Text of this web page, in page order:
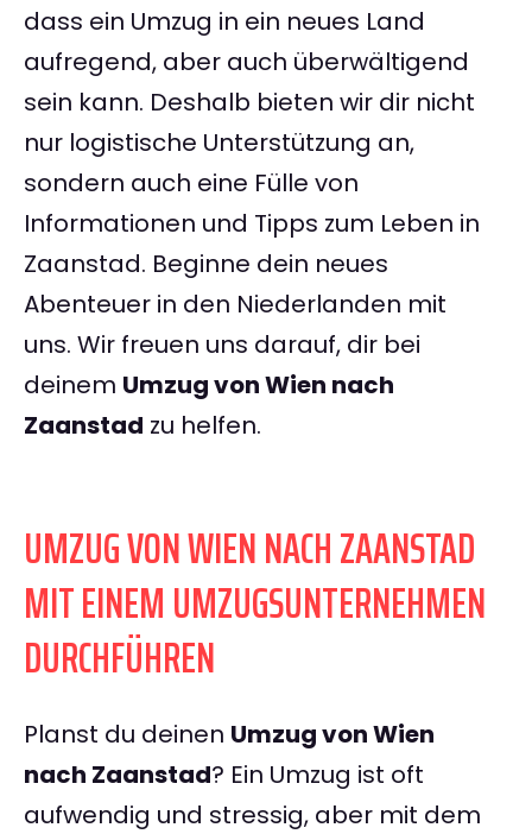
dass ein Umzug in ein neues Land
aufregend, aber auch überwältigend
sein kann. Deshalb bieten wir dir nicht
nur logistische Unterstützung an,
sondern auch eine Fülle von
Informationen und Tipps zum Leben in
Zaanstad. Beginne dein neues
Abenteuer in den Niederlanden mit
uns. Wir freuen uns darauf, dir bei
deinem Umzug von Wien nach
Zaanstad zu helfen.
UMZUG VON WIEN NACH ZAANSTAD
MIT EINEM UMZUGSUNTERNEHMEN
DURCHFÜHREN
Planst du deinen Umzug von Wien
nach Zaanstad? Ein Umzug ist oft
aufwendig und stressig, aber mit dem